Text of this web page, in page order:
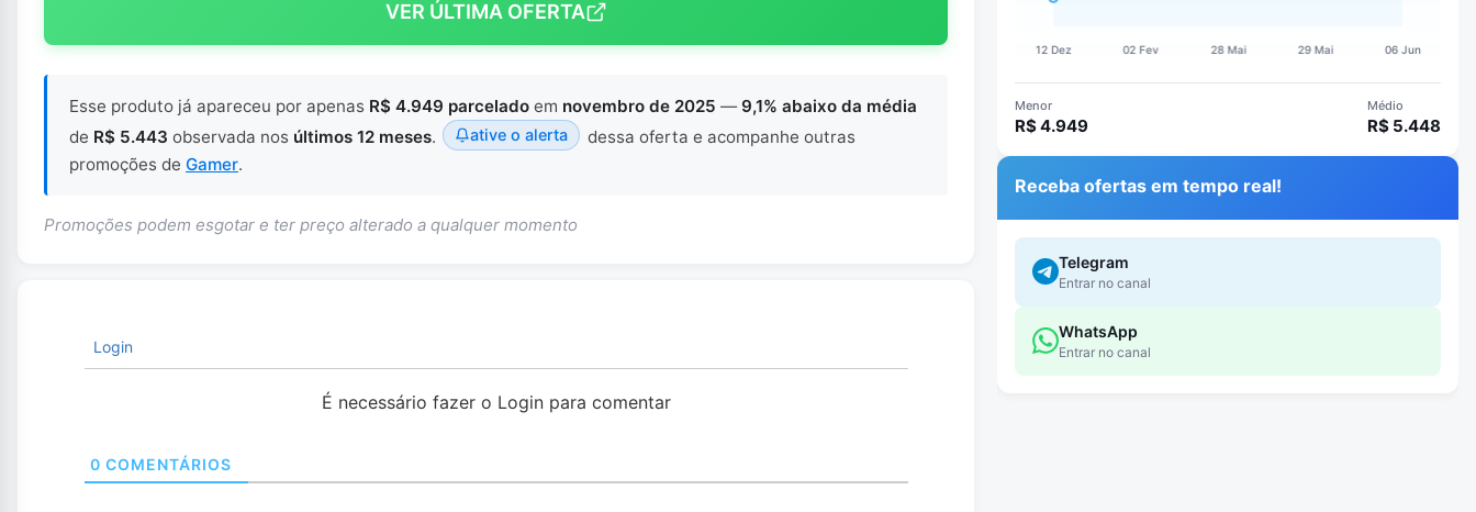
VER ÚLTIMA OFERTA
Esse produto já apareceu por apenas R$ 4.949 parcelado em novembro de 2025 —9,1% abaixo da média
de R$ 5.443 observada nos últimos 12 meses. ative o alerta
dessa oferta e acompanhe outras
promoções de Gamer.
Promoções podem esgotar e ter preço alterado a qualquer momento
Login
É necessário fazer o Login para comentar
0 COMENTÁRIOS
Menor
R$ 4.949
Médio
R$ 5.448
Receba ofertas em tempo real!
Telegram
Entrar no canal
WhatsApp
Entrar no canal